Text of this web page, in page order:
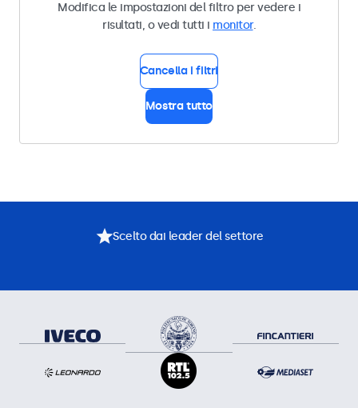
Modifica le impostazioni del filtro per vedere i
risultati, o vedi tutti i monitor.
Cancella i filtri
Mostra tutto
Scelto dai leader del settore